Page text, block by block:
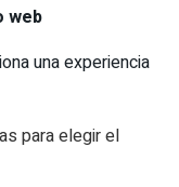
web
una experiencia
para elegir el